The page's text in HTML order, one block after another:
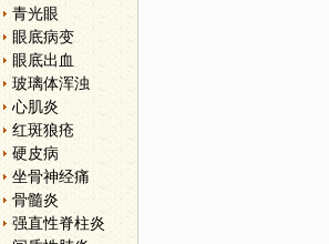
青光眼
眼底病变
眼底出血
玻璃体浑浊
心肌炎
红斑狼疮
硬皮病
坐骨神经痛
骨髓炎
强直性脊柱炎